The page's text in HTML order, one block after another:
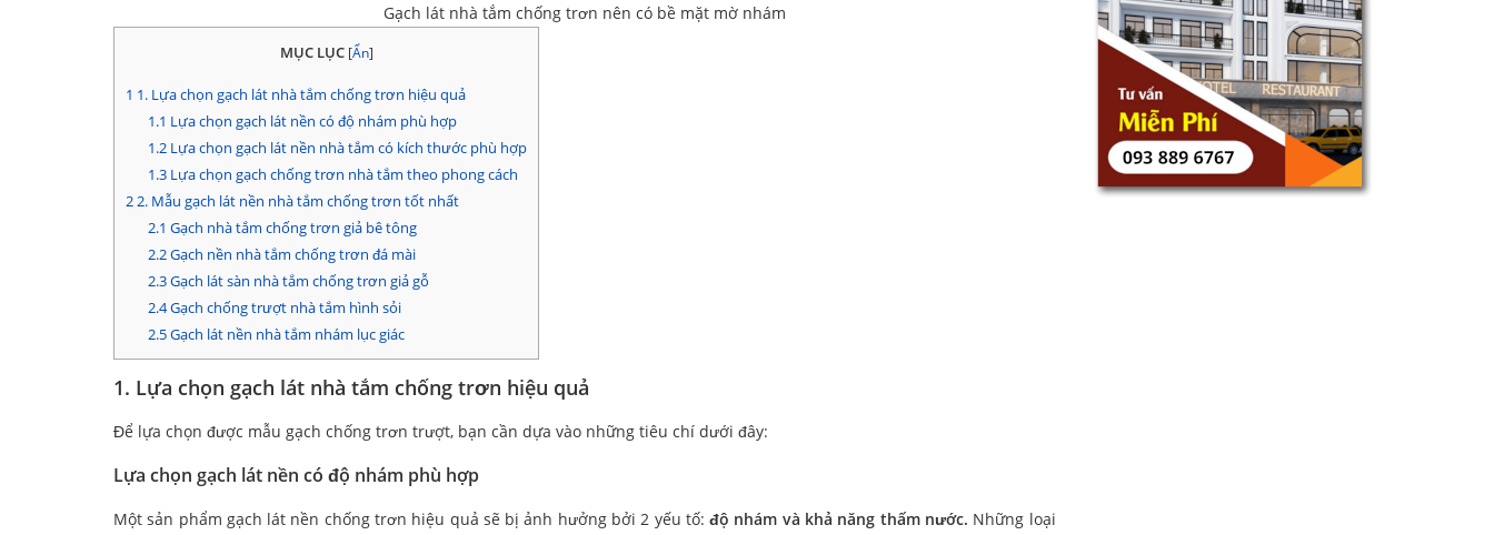
Gạch lát nhà tắm chống trơn nên có bề mặt mờ nhám
MỤC LỤC [Ẩn]
1 1. Lựa chọn gạch lát nhà tắm chống trơn hiệu quả
1.1 Lựa chọn gạch lát nền có độ nhám phù hợp
1.2Lựa chọn gạch lát nền nhà tắm có kích thước phù hợp
1.3Lựa chọn gạch chống trơn nhà tắm theo phong cách
22. Mẫu gạch lát nền nhà tắm chống trơn tốt nhất
2.1 Gạch nhà tắm chống trơn giả bê tông
2.2Gạch nền nhà tắm chống trơn đá mài
2.3Gạch lát sàn nhà tắm chống trơn giả gỗ
2.4Gạch chống trượt nhà tắm hình sỏi
2.5Gạch lát nền nhà tắm nhám lục giác
1. Lựa chọn gạch lát nhà tắm chống trơn hiệu quả
Để lựa chọn được mẫu gạch chống trơn trượt, bạn cần dựa vào những tiêu chí dưới đây:
Lựa chọn gạch lát nền có độ nhám phù hợp
Một sản phẩm gạch lát nền chống trơn hiệu quả sẽ bị ảnh hưởng bởi 2 yếu tố:độ nhám và khả năng thấm nước. Những loại